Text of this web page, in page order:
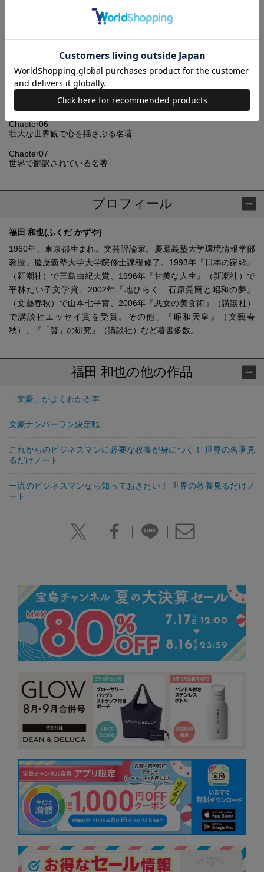
名著から学ぶ日本の歴史
社会と向き合う名著
名著から見る暮らしと文化
Chapter06
壮大な世界観で心を揺さぶる名著
Chapter07
世界で翻訳されている名著
プロフィール
福田 和也(ふくだ かずや)
1960年、東京都生まれ。文芸評論家。慶應義塾大学環境情報学部
教授。慶應義塾大学大学院修士課程修了。1993年『日本の家郷』
（新潮社）で三島由紀夫賞、1996年『甘美な人生』（新潮社）で
平林たい子文学賞、2002年『地ひらく 石原莞爾と昭和の夢』
（文藝春秋）で山本七平賞、2006年『悪女の美食術』（講談社）
で講談社エッセイ賞を受賞。その他、『昭和天皇』（文藝春
秋）、『「贅」の研究』（講談社）など著書多数。
福田 和也の他の作品
「文豪」がよくわかる本
文豪ナンバーワン決定戦
これからのビジネスマンに必要な教養が身につく！ 世界の名著見
るだけノート
一流のビジネスマンなら知っておきたい！ 世界の教養見るだけノ
ート